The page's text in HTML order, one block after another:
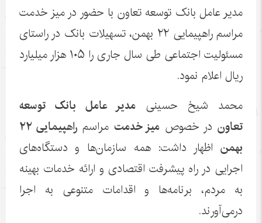
مدیر عامل بانک توسعه تعاون با حضور در میز خدمت
مراسم راهپیمایی ۲۲ بهمن، تسهیلات بانک در راستای
مسئولیت اجتماعی طی سال جاری را ۱۰۵ هزار میلیارد
ریال اعلام نمود.
محمد شیخ حسینی مدیر عامل بانک توسعه
تعاون در خصوص میز خدمت مراسم
راهپیمایی ۲۲
بهمن اظهار داشت: همه سازمان‌ها و دستگاه‌های
اجرایی در راه پیشرفت اقتصادی و ارائه خدمات بهینه
به مردم، برنامه‌ها و اقدامات متنوعی به اجرا
درمی‌آورند.